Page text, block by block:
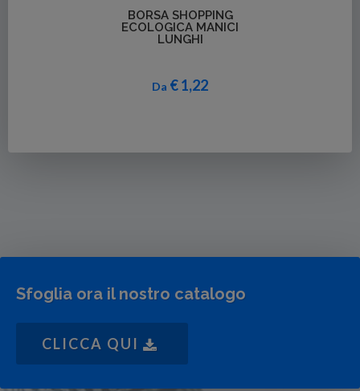
Dettagli
BORSA SHOPPING
ECOLOGICA MANICI
LUNGHI
Da € 1,22
Sfoglia ora il nostro catalogo
CLICCA QUI